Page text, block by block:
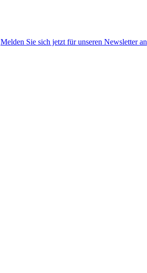
Melden Sie sich jetzt für unseren Newsletter an